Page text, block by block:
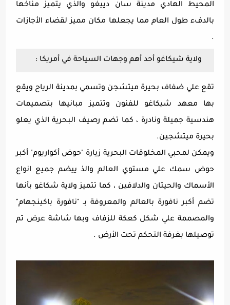
المحيط الهادي مدينة سان دييغو والذي يتميز مناخها
بالدفء طول العام مما يجعلها مكان مميز لقضاء الأجازات
.
ولاية شيكاغو أحد أهم وجهات السياحة في أمريكا :
تقع علي ضفاف بحيرة ميتشجن وتسمي بمدينة الرياح ويقع
بها معهد شيكاغو للفنون وتتميز مبانيها بتصميمات
هندسية جميلة ونادرة ، كما تضم رصيف البحرية الذي يعلو
بحيرة ميتشجين.
ويمكن لمحبي المخلوقات البحرية زيارة "حوض أكواريوم" أكبر
حوض سمك علي مستوي العالم والذ ييضم جميع انواع
الأسماك والحيتان والدلافين ، كما تتميز ولاية شكاغو بأنها
تضم أكبر نافورة بالعالم والمعروفة بـ "نافورة باكينجهام"
والمصممة علي شكل كعكة للزفاف وبها شاشة عرض تم
توصيلها بغرفة التحكم تحت الأرض .